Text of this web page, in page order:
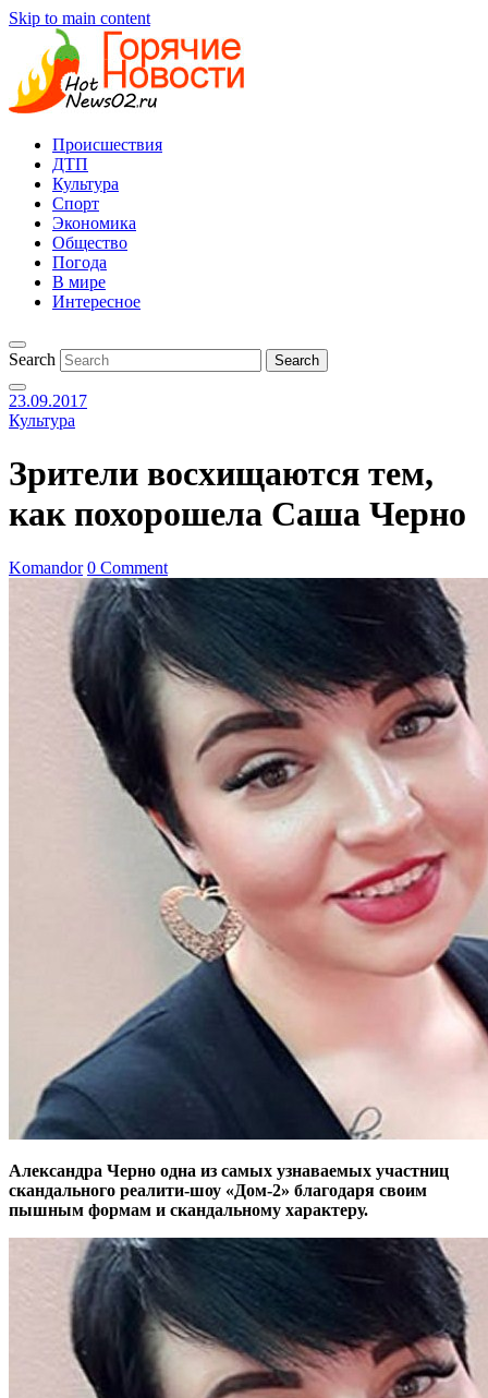
Skip to main content
Происшествия
ДТП
Культура
Спорт
Экономика
Общество
Погода
В мире
Интересное
Search
23.09.2017
Культура
Зрители восхищаются тем,
как похорошела Саша Черно
Komandor 0 Comment
Александра Черно одна из самых узнаваемых участниц
скандального реалити-шоу «Дом-2» благодаря своим
пышным формам и скандальному характеру.